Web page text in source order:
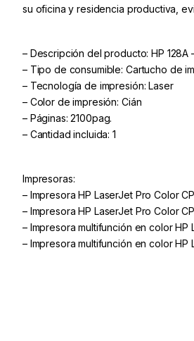
su oficina y residencia productiva,
– Descripción del producto: HP 128A
– Tipo de consumible: Cartucho de
– Tecnología de impresión: Laser
– Color de impresión: Cián
– Páginas: 2100pag.
– Cantidad incluida: 1
Impresoras:
– Impresora HP LaserJet Pro Color
– Impresora HP LaserJet Pro Color
– Impresora multifunción en color HP
– Impresora multifunción en color HP